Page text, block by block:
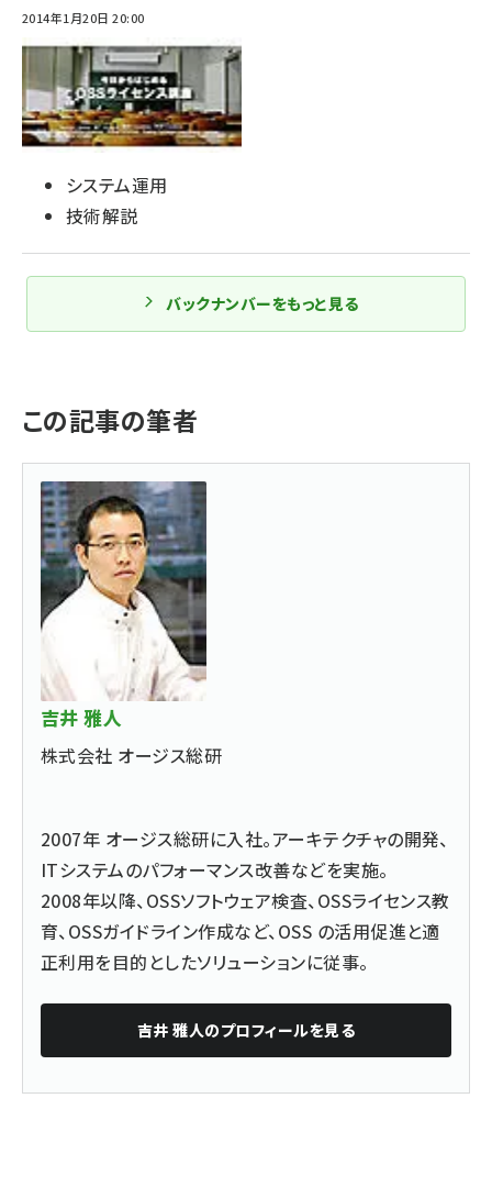
2014年1月20日 20:00
システム運用
技術解説
バックナンバーをもっと見る
この記事の筆者
吉井 雅人
株式会社 オージス総研
2007年 オージス総研に入社。アーキテクチャの開発、
ITシステムのパフォーマンス改善などを実施。
2008年以降、OSSソフトウェア検査、OSSライセンス教
育、OSSガイドライン作成など、OSS の活用促進と適
正利用を目的としたソリューションに従事。
吉井 雅人のプロフィールを見る